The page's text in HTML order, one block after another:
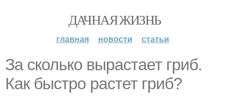
ДАЧНАЯ ЖИЗНЬ
главная новости статьи
За сколько вырастает гриб.
Как быстро растет гриб?